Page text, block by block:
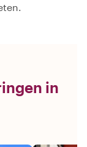
in